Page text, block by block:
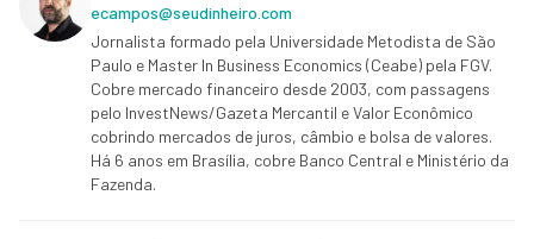
ecampos@seudinheiro.com
Jornalista formado pela Universidade Metodista de São
Paulo e Master In Business Economics (Ceabe) pela FGV.
Cobre mercado financeiro desde 2003, com passagens
pelo InvestNews/Gazeta Mercantil e Valor Econômico
cobrindo mercados de juros, câmbio e bolsa de valores.
Há 6 anos em Brasília, cobre Banco Central e Ministério da
Fazenda.